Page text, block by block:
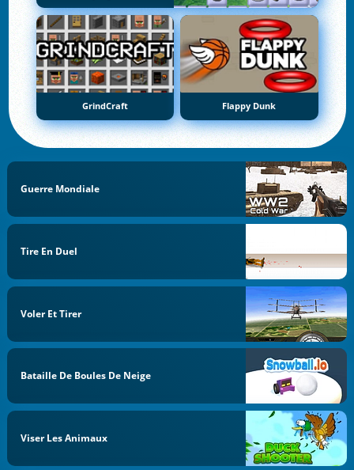
GrindCraft Flappy Dunk
Guerre Mondiale
Tire En Duel
Voler Et Tirer
Bataille De Boules De Neige
Viser Les Animaux